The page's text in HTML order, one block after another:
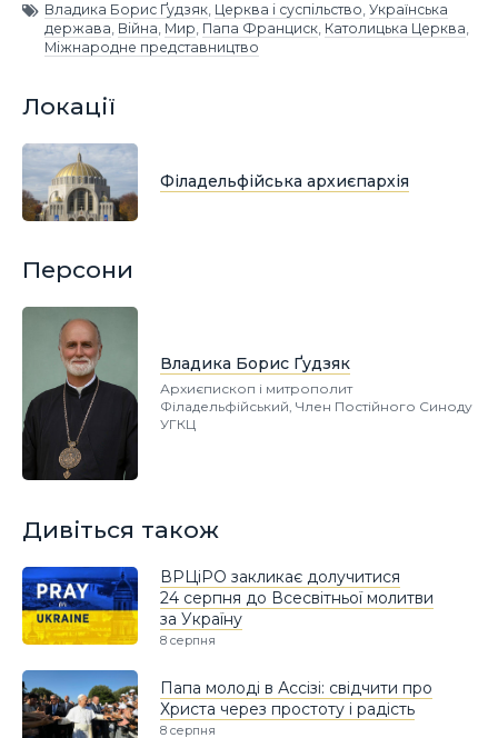
Владика Борис Ґудзяк, Церква і суспільство, Українська
держава, Війна, Мир, Папа Франциск, Католицька Церква,
Міжнародне представництво
Локації
Філадельфійська архиєпархія
Персони
Владика Борис Ґудзяк
Архиєпископ і митрополит
Філадельфійський, Член Постійного Синоду
УГКЦ
Дивіться також
ВРЦіРО закликає долучитися
24 серпня до Всесвітньої молитви
за Україну
8 серпня
Папа молоді в Ассізі: свідчити про
Христа через простоту і радість
8 серпня